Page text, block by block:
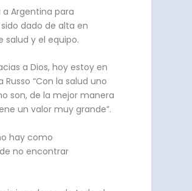
Argentina para
dado de alta en
salud y el equipo.
a Dios, hoy estoy en
“Con la salud uno
son, de la mejor manera
un valor muy grande”.
hay como
no encontrar